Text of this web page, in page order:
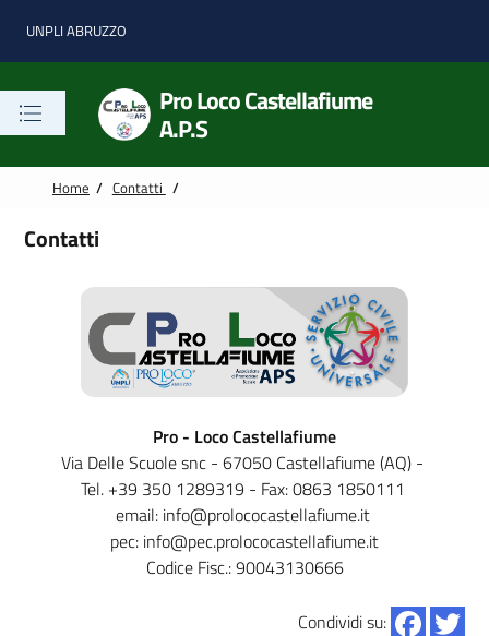
Vai alle notizie in primo piano
Vai al footer
UNPLI ABRUZZO
Pro Loco Castellafiume
A.P.S
Home / Contatti /
Contatti
Pro - Loco Castellafiume
Via Delle Scuole snc - 67050 Castellafiume (AQ) -
Tel. +39 350 1289319 - Fax: 0863 1850111
email: info@prolococastellafiume.it
pec: info@pec.prolococastellafiume.it
Codice Fisc.: 90043130666
Condividi su: